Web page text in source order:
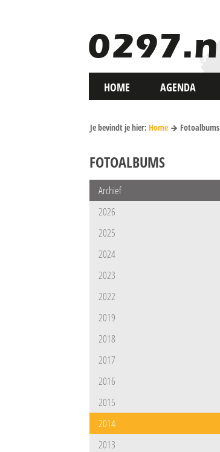
HOME AGENDA
Je bevindt je hier: Home Fotoalbums
FOTOALBUMS
Archief
2026
2025
2024
2023
2022
2019
2018
2017
2016
2015
2014
2013